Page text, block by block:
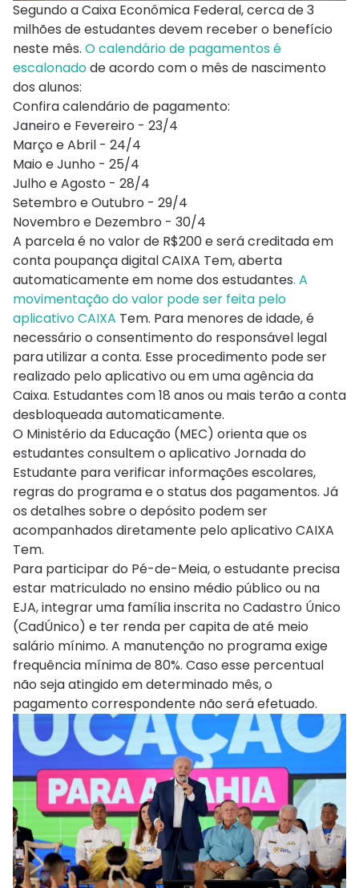
Segundo a Caixa Econômica Federal, cerca de 3
milhões de estudantes devem receber o benefício
neste mês. O calendário de pagamentos é
escalonadode acordo com o mês de nascimento
dos alunos:
Confira calendário de pagamento:
Janeiro e Fevereiro - 23/4
Março e Abril - 24/4
Maio e Junho - 25/4
Julho e Agosto - 28/4
Setembro e Outubro - 29/4
Novembro e Dezembro - 30/4
A parcela é no valor de R$200 e será creditada em
conta poupança digital CAIXA Tem, aberta
automaticamente em nome dos estudantes. A
movimentação do valor pode ser feita pelo
aplicativo CAIXA Tem. Para menores de idade, é
necessário o consentimento do responsável legal
para utilizar a conta. Esse procedimento pode ser
realizado pelo aplicativo ou em uma agência da
Caixa. Estudantes com 18 anos ou mais terão a conta
desbloqueada automaticamente.
O Ministério da Educação (MEC) orienta que os
estudantes consultem o aplicativo Jornada do
Estudante para verificar informações escolares,
regras do programa e o status dos pagamentos. Já
os detalhes sobre o depósito podem ser
acompanhados diretamente pelo aplicativo CAIXA
Tem.
Para participar do Pé-de-Meia, o estudante precisa
estar matriculado no ensino médio público ou na
EJA, integrar uma família inscrita no Cadastro Único
(CadÚnico) e ter renda per capita de até meio
salário mínimo. A manutenção no programa exige
frequência mínima de 80%. Caso esse percentual
não seja atingido em determinado mês, o
pagamento correspondente não será efetuado.